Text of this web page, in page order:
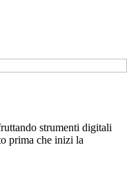
strumenti digitali
prima che inizi la